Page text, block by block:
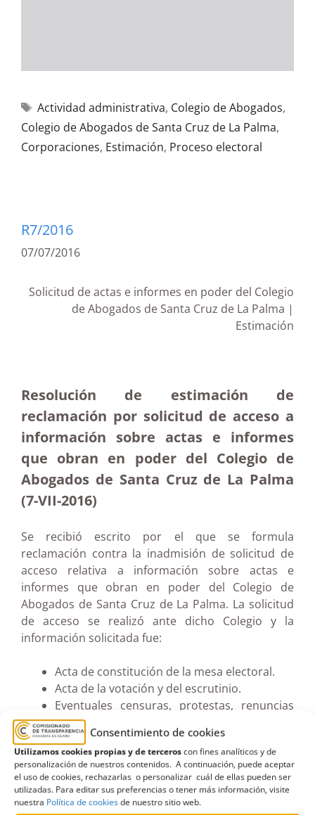
Consentimiento de cookies
Utilizamos cookies propias y de terceroscon fines analíticos y de
personalización de nuestros contenidos. A continuación, puede aceptar
el uso de cookies, rechazarlas o personalizar cuál de ellas pueden ser
utilizadas. Para editar sus preferencias o tener más información, visite
nuestra Política de cookiesde nuestro sitio web.
Actividad administrativa, Colegio de Abogados,
Colegio de Abogados de Santa Cruz de La Palma,
Corporaciones, Estimación, Proceso electoral
R7/2016
07/07/2016
Solicitud de actas e informes en poder del Colegio
de Abogados de Santa Cruz de La Palma |
Estimación
Resolución de estimación de
reclamación por solicitud de acceso a
información sobre actas e informes
que obran en poder del Colegio de
Abogados de Santa Cruz de La Palma
(7-VII-2016)
Se recibió escrito por el que se formula
reclamación contra la inadmisión de solicitud de
acceso relativa a información sobre actas e
informes que obran en poder del Colegio de
Abogados de Santa Cruz de La Palma. La solicitud
de acceso se realizó ante dicho Colegio y la
información solicitada fue:
Acta de constitución de la mesa electoral.
Acta de la votación y del escrutinio.
Eventuales censuras, protestas, renuncias
formuladas posteriormente al anuncio del
resultado, relativo a las elecciones de la
Junta de Gobierno y no reflejadas en el acta
de la votación o del escrutinio.
El Comisionado resuelve estimar la reclamación